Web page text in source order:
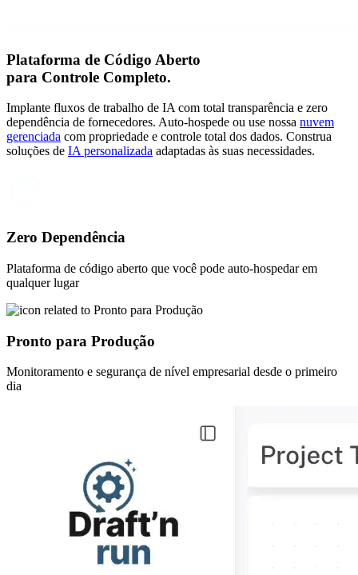
Plataforma de Código Aberto
para Controle Completo.
Implante fluxos de trabalho de IA com total transparência e zero
dependência de fornecedores. Auto-hospede ou use nossa nuvem
gerenciada com propriedade e controle total dos dados. Construa
soluções de IA personalizada adaptadas às suas necessidades.
Zero Dependência
Plataforma de código aberto que você pode auto-hospedar em
qualquer lugar
Pronto para Produção
Monitoramento e segurança de nível empresarial desde o primeiro
dia